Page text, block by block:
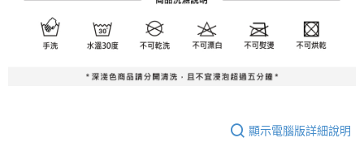
顯示電腦版詳細說明